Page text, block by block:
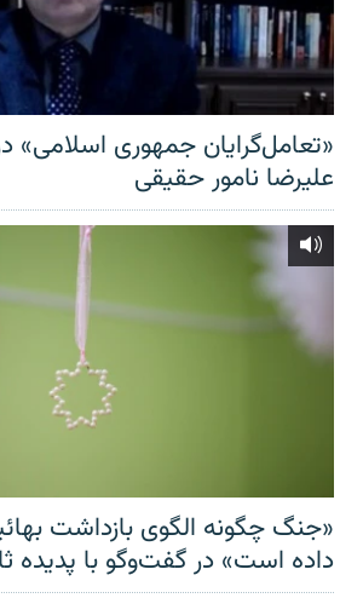
«تعامل‌گرایان جمهوری اسلامی»
علیرضا نامور حقیقی
«جنگ چگونه الگوی بازداشت
داده است» در گفت‌وگو با پدیده